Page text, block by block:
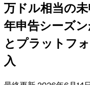
万ドル相当の
年申告シーズ
とプラットフ
入